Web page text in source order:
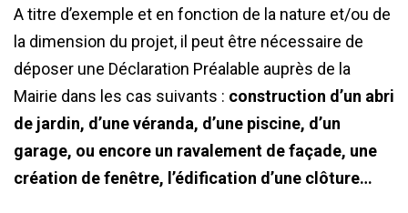
A titre d’exemple et en fonction de la nature et/ou de
la dimension du projet, il peut être nécessaire de
déposer une Déclaration Préalable auprès de la
Mairie dans les cas suivants : construction d’un abri
de jardin, d’une véranda, d’une piscine, d’un
garage, ou encore un ravalement de façade, une
création de fenêtre, l’édification d’une clôture…